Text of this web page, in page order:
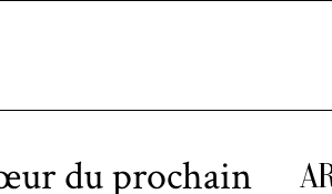
du prochain